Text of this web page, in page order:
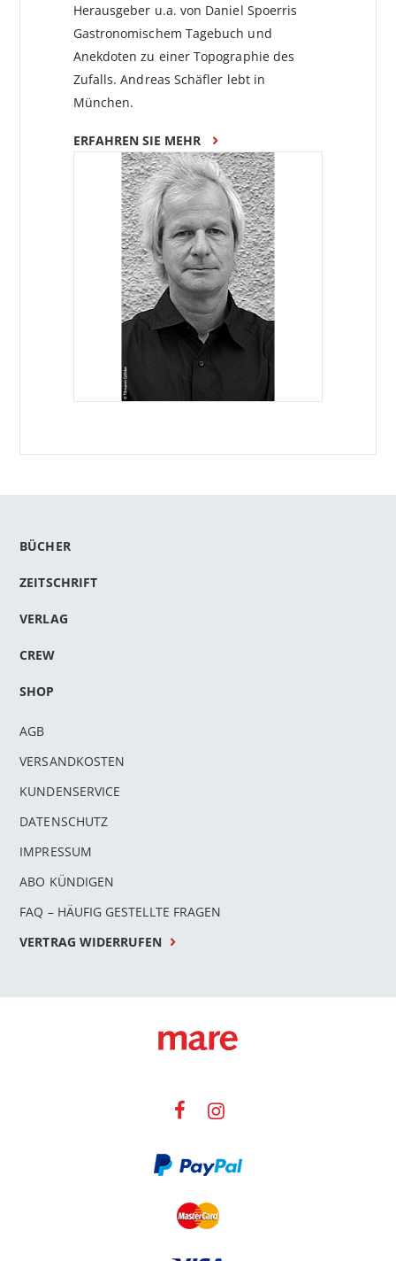
Herausgeber u.a. von Daniel Spoerris
Gastronomischem Tagebuch und
Anekdoten zu einer Topographie des
Zufalls. Andreas Schäfler lebt in
München.
ERFAHREN SIE MEHR
BÜCHER
ZEITSCHRIFT
VERLAG
CREW
SHOP
AGB
VERSANDKOSTEN
KUNDENSERVICE
DATENSCHUTZ
IMPRESSUM
ABO KÜNDIGEN
FAQ – HÄUFIG GESTELLTE FRAGEN
VERTRAG WIDERRUFEN